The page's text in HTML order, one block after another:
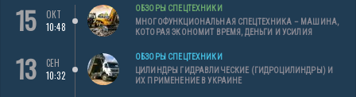
15
ОКТ
10:48
ОБЗОРЫ СПЕЦТЕХНИКИ
МНОГОФУНКЦИОНАЛЬНАЯ СПЕЦТЕХНИКА – МАШИНА,
КОТОРАЯ ЭКОНОМИТ ВРЕМЯ, ДЕНЬГИ И УСИЛИЯ
13
СЕН
10:32
ОБЗОРЫ СПЕЦТЕХНИКИ
ЦИЛИНДРЫ ГИДРАВЛИЧЕСКИЕ (ГИДРОЦИЛИНДРЫ) И
ИХ ПРИМЕНЕНИЕ В УКРАИНЕ